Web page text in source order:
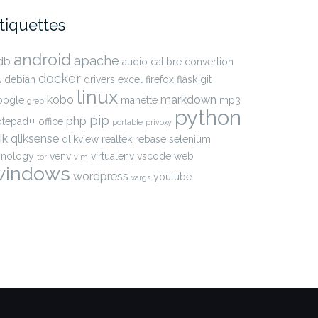
android apache audio calibre convertion
debian docker drivers excel firefox flask git
grep kobo linux manette markdown mp3
office php pip portable privoxy python
qliksense qlikview realtek rebase selenium
tor venv vim virtualenv vscode web
wordpress xargs youtube